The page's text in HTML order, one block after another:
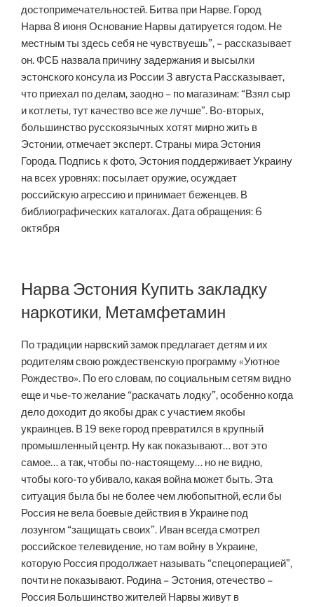
достопримечательностей. Битва при Нарве. Город
Нарва 8 июня Основание Нарвы датируется годом. Не
местным ты здесь себя не чувствуешь”, – рассказывает
он. ФСБ назвала причину задержания и высылки
эстонского консула из России 3 августа Рассказывает,
что приехал по делам, заодно – по магазинам: “Взял сыр
и котлеты, тут качество все же лучше”. Во-вторых,
большинство русскоязычных хотят мирно жить в
Эстонии, отмечает эксперт. Страны мира Эстония
Города. Подпись к фото, Эстония поддерживает Украину
на всех уровнях: посылает оружие, осуждает
российскую агрессию и принимает беженцев. В
библиографических каталогах. Дата обращения: 6
октября
Нарва Эстония Купить закладку
наркотики, Метамфетамин
По традиции нарвский замок предлагает детям и их
родителям свою рождественскую программу «Уютное
Рождество». По его словам, по социальным сетям видно
еще и чье-то желание “раскачать лодку”, особенно когда
дело доходит до якобы драк с участием якобы
украинцев. В 19 веке город превратился в крупный
промышленный центр. Ну как показывают… вот это
самое… а так, чтобы по-настоящему… но не видно,
чтобы кого-то убивало, какая война может быть. Эта
ситуация была бы не более чем любопытной, если бы
Россия не вела боевые действия в Украине под
лозунгом “защищать своих”. Иван всегда смотрел
российское телевидение, но там войну в Украине,
которую Россия продолжает называть “спецоперацией”,
почти не показывают. Родина – Эстония, отечество –
Россия Большинство жителей Нарвы живут в